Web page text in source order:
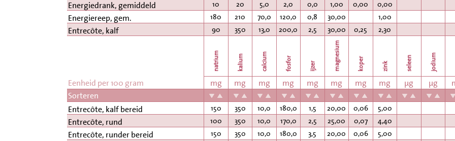
Energiedrank, gemiddeld 10 20 5,0 2,0 0,0 1,00 0,00 0,00
Energiereep, gem. 180 210 70,0 120,0 0,8 30,00 1,00
Entrecôte, kalf 90 350 13,0 200,0 2,5 30,00 0,25 2,30
natrium kalium calcium fosfor ijzer magnesium koper zink seleen jodium
Eenheid per 100 gram mg mg mg mg mg mg mg mg µg µg
Sorteren
Entrecôte, kalf bereid
150 350 10,0 180,0 1,5 20,00 0,06 5,00
Entrecôte, rund 100 350 10,0 170,0 2,5 25,00 0,07 4,40
Entrecôte, runder bereid 150 350 10,0 180,0 3,5 20,00 0,06 5,00